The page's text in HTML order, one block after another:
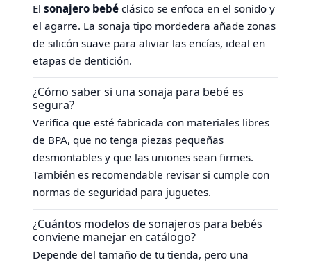
Elsonajero bebé clásico se enfoca en el sonido y
el agarre. La sonaja tipo mordedera añade zonas
de silicón suave para aliviar las encías, ideal en
etapas de dentición.
¿Cómo saber si una sonaja para bebé es
segura?
Verifica que esté fabricada con materiales libres
de BPA, que no tenga piezas pequeñas
desmontables y que las uniones sean firmes.
También es recomendable revisar si cumple con
normas de seguridad para juguetes.
¿Cuántos modelos de sonajeros para bebés
conviene manejar en catálogo?
Depende del tamaño de tu tienda, pero una